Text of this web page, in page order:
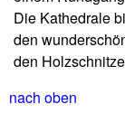
Die Kathedrale
den
den
nach oben